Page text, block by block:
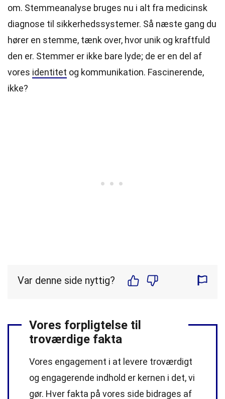
om. Stemmeanalyse bruges nu i alt fra medicinsk
diagnose til sikkerhedssystemer. Så næste gang du
hører en stemme, tænk over, hvor unik og kraftfuld
den er. Stemmer er ikke bare lyde; de er en del af
vores identitet og kommunikation. Fascinerende,
ikke?
Var denne side nyttig?
Vores forpligtelse til
troværdige fakta
Vores engagement i at levere troværdigt
og engagerende indhold er kernen i det, vi
gør. Hver fakta på vores side bidrages af